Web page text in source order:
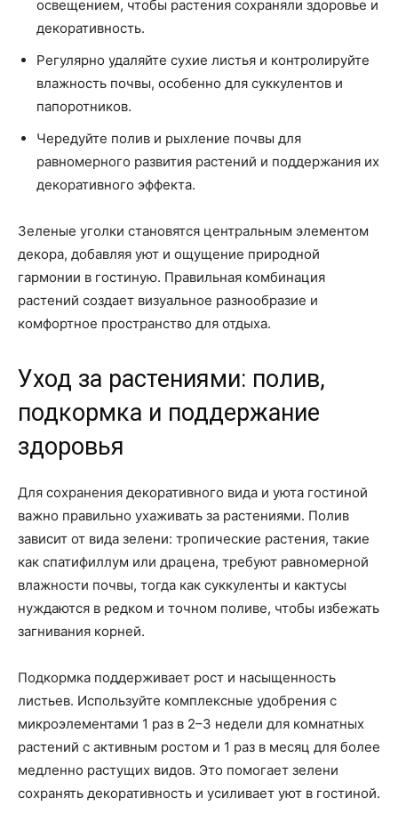
освещением, чтобы растения сохраняли здоровье и
декоративность.
Регулярно удаляйте сухие листья и контролируйте
влажность почвы, особенно для суккулентов и
папоротников.
Чередуйте полив и рыхление почвы для
равномерного развития растений и поддержания их
декоративного эффекта.
Зеленые уголки становятся центральным элементом
декора, добавляя уют и ощущение природной
гармонии в гостиную. Правильная комбинация
растений создает визуальное разнообразие и
комфортное пространство для отдыха.
Уход за растениями: полив,
подкормка и поддержание
здоровья
Для сохранения декоративного вида и уюта гостиной
важно правильно ухаживать за растениями. Полив
зависит от вида зелени: тропические растения, такие
как спатифиллум или драцена, требуют равномерной
влажности почвы, тогда как суккуленты и кактусы
нуждаются в редком и точном поливе, чтобы избежать
загнивания корней.
Подкормка поддерживает рост и насыщенность
листьев. Используйте комплексные удобрения с
микроэлементами 1 раз в 2–3 недели для комнатных
растений с активным ростом и 1 раз в месяц для более
медленно растущих видов. Это помогает зелени
сохранять декоративность и усиливает уют в гостиной.